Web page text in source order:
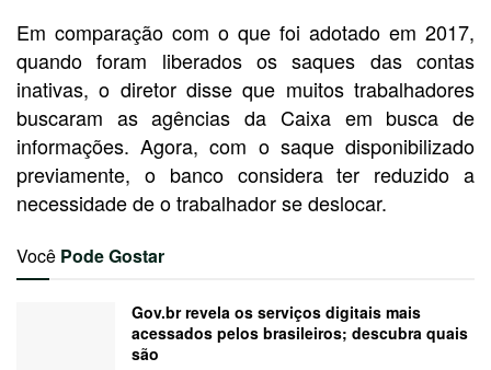
Em comparação com o que foi adotado em 2017,
quando foram liberados os saques das contas
inativas, o diretor disse que muitos trabalhadores
buscaram as agências da Caixa em busca de
informações. Agora, com o saque disponibilizado
previamente, o banco considera ter reduzido a
necessidade de o trabalhador se deslocar.
Você Pode Gostar
Gov.br revela os serviços digitais mais
acessados pelos brasileiros; descubra quais
são